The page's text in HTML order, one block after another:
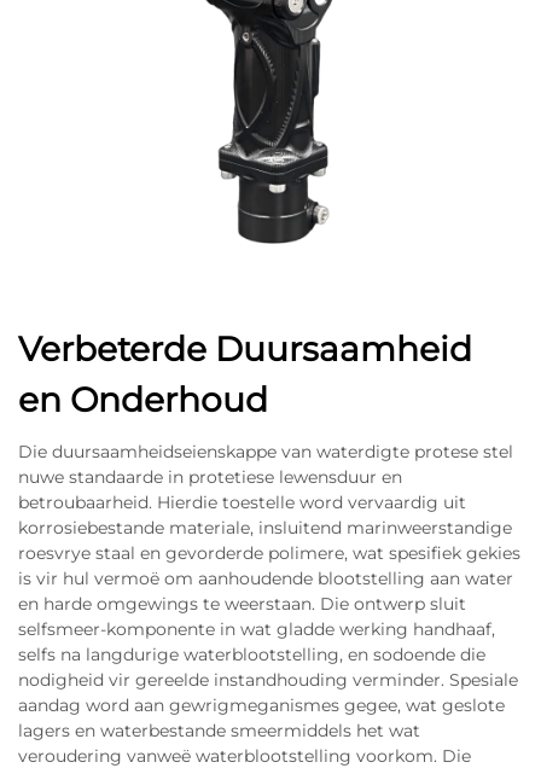
Verbeterde Duursaamheid
en Onderhoud
Die duursaamheidseienskappe van waterdigte protese stel
nuwe standaarde in protetiese lewensduur en
betroubaarheid. Hierdie toestelle word vervaardig uit
korrosiebestande materiale, insluitend marinweerstandige
roesvrye staal en gevorderde polimere, wat spesifiek gekies
is vir hul vermoë om aanhoudende blootstelling aan water
en harde omgewings te weerstaan. Die ontwerp sluit
selfsmeer-komponente in wat gladde werking handhaaf,
selfs na langdurige waterblootstelling, en sodoende die
nodigheid vir gereelde instandhouding verminder. Spesiale
aandag word aan gewrigmeganismes gegee, wat geslote
lagers en waterbestande smeermiddels het wat
veroudering vanweë waterblootstelling voorkom. Die